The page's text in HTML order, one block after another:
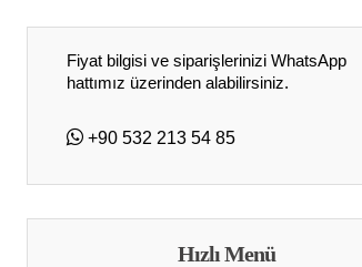
Fiyat bilgisi ve siparişlerinizi WhatsApp
hattımız üzerinden alabilirsiniz.
+90 532 213 54 85
Hızlı Menü